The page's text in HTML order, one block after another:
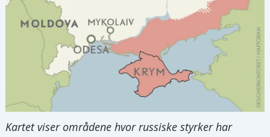
Kartet viser områdene hvor russiske styrker har